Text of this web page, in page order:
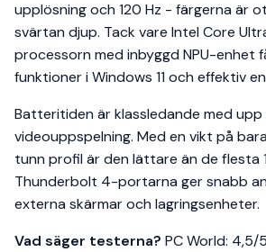
upplösning och 120 Hz - färgerna är
svärtan djup. Tack vare Intel Core
processorn med inbyggd NPU-enhet
funktioner i Windows 11 och effektiv
Batteritiden är klassledande med upp
videouppspelning. Med en vikt på
tunn profil är den lättare än de flesta
Thunderbolt 4-portarna ger snabb
externa skärmar och lagringsenheter.
Vad säger testerna? PC World: